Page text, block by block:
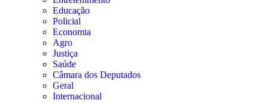
Educação
Policial
Economia
Agro
Justiça
Saúde
Câmara dos Deputados
Geral
Internacional